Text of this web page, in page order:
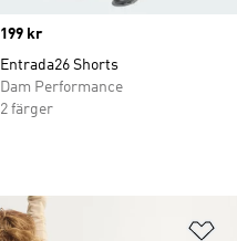
Price
199 kr
Entrada26 Shorts
Dam Performance
2 färger